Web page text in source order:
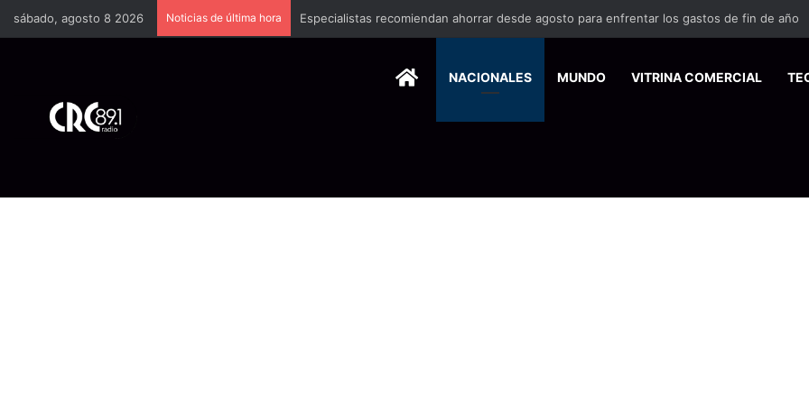
sábado, agosto 8 2026 Noticias de última hora Especialistas recomiendan ahorrar desde agosto para enfrentar los gastos de fin de año
HOMENACIONALES MUNDO VITRINA COMERCIAL